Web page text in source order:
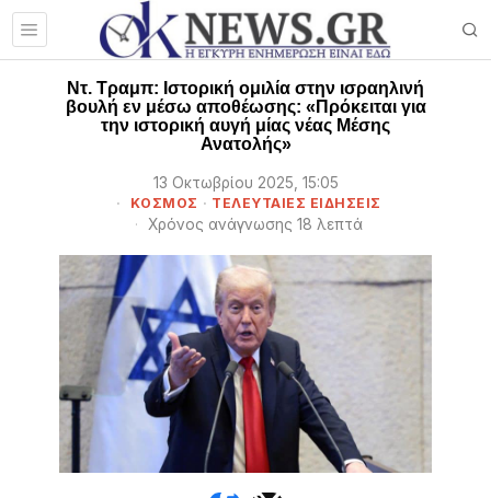
Ντ. Τραμπ: Ιστορική ομιλία στην ισραηλινή
βουλή εν μέσω αποθέωσης: «Πρόκειται για
την ιστορική αυγή μίας νέας Μέσης
Ανατολής»
13 Οκτωβρίου 2025, 15:05
ΚΟΣΜΟΣ · ΤΕΛΕΥΤΑΙΕΣ ΕΙΔΗΣΕΙΣ
Χρόνος ανάγνωσης 18 λεπτά